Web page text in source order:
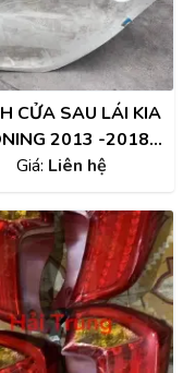
CỬA SAU LÁI KIA
2013 -2018
XE ZIN ĐẸP
Giá: Liên hệ